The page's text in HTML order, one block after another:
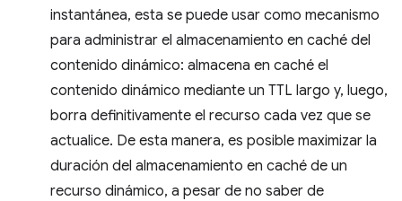
instantánea, esta se puede usar como mecanismo
para administrar el almacenamiento en caché del
contenido dinámico: almacena en caché el
contenido dinámico mediante un TTL largo y, luego,
borra definitivamente el recurso cada vez que se
actualice. De esta manera, es posible maximizar la
duración del almacenamiento en caché de un
recurso dinámico, a pesar de no saber de